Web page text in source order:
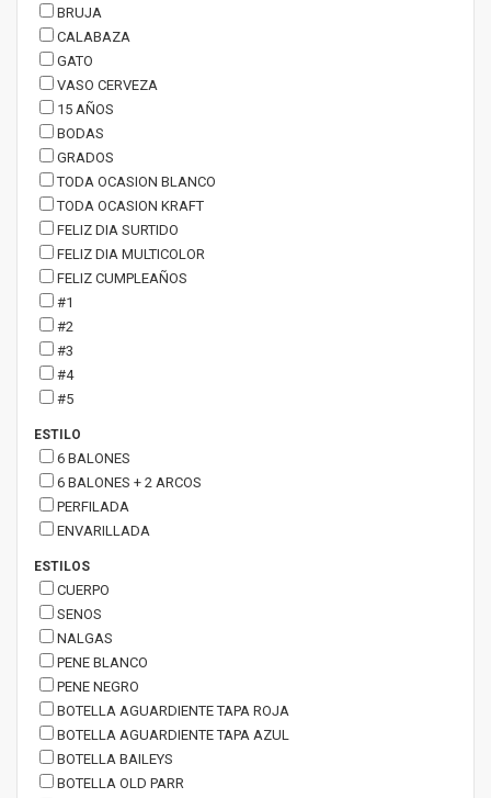
BRUJA
CALABAZA
GATO
VASO CERVEZA
15 AÑOS
BODAS
GRADOS
TODA OCASION BLANCO
TODA OCASION KRAFT
FELIZ DIA SURTIDO
FELIZ DIA MULTICOLOR
FELIZ CUMPLEAÑOS
#1
#2
#3
#4
#5
ESTILO
6 BALONES
6 BALONES + 2 ARCOS
PERFILADA
ENVARILLADA
ESTILOS
CUERPO
SENOS
NALGAS
PENE BLANCO
PENE NEGRO
BOTELLA AGUARDIENTE TAPA ROJA
BOTELLA AGUARDIENTE TAPA AZUL
BOTELLA BAILEYS
BOTELLA OLD PARR